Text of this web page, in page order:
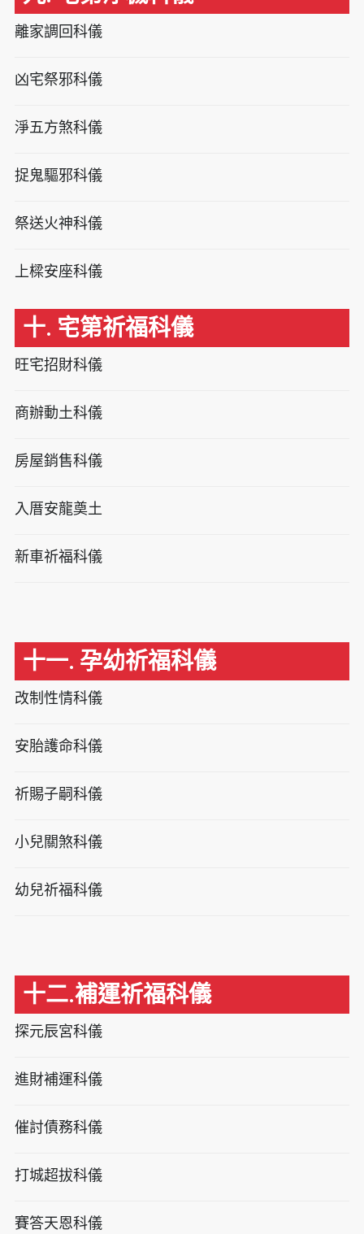
離家調回科儀
凶宅祭邪科儀
淨五方煞科儀
捉鬼驅邪科儀
祭送火神科儀
上樑安座科儀
十. 宅第祈福科儀
旺宅招財科儀
商辦動土科儀
房屋銷售科儀
入厝安龍奠土
新車祈福科儀
十一. 孕幼祈福科儀
改制性情科儀
安胎護命科儀
祈賜子嗣科儀
小兒關煞科儀
幼兒祈福科儀
十二.補運祈福科儀
探元辰宮科儀
進財補運科儀
催討債務科儀
打城超拔科儀
賽答天恩科儀